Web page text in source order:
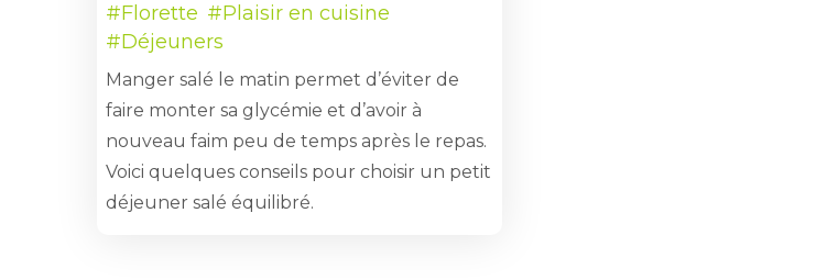
#Florette #Plaisir en cuisine
#Déjeuners
Manger salé le matin permet d’éviter de
faire monter sa glycémie et d’avoir à
nouveau faim peu de temps après le repas.
Voici quelques conseils pour choisir un petit
déjeuner salé équilibré.